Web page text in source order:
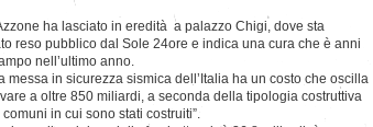
ha lasciato in eredità a palazzo Chigi, dove sta
reso pubblico dal Sole 24ore e indica una cura che è anni
nell’ultimo anno.
messa in sicurezza sismica dell’Italia ha un costo che oscilla
a oltre 850 miliardi, a seconda della tipologia costruttiva
in cui sono stati costruiti”.